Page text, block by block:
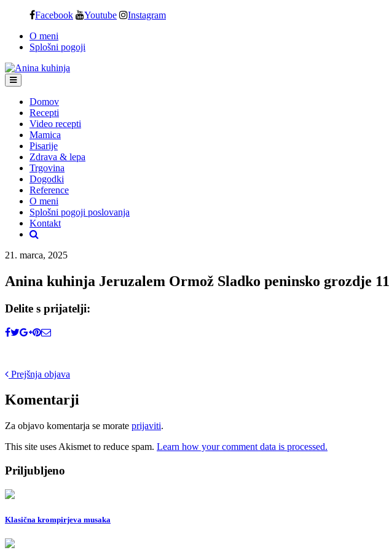
content
Facebook Youtube Instagram
O meni
Splošni pogoji
Domov
Recepti
Video recepti
Mamica
Pisarije
Zdrava & lepa
Trgovina
Dogodki
Reference
O meni
Splošni pogoji poslovanja
Kontakt
21. marca, 2025
Anina kuhinja Jeruzalem Ormož Sladko peninsko grozdje 11
Delite s prijatelji:
Post
navigation
Prejšnja objava
Komentarji
Za objavo komentarja se morate prijaviti.
This site uses Akismet to reduce spam. Learn how your comment data is processed.
Priljubljeno
Klasična krompirjeva musaka